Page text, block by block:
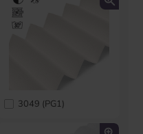
3049 (PG1)